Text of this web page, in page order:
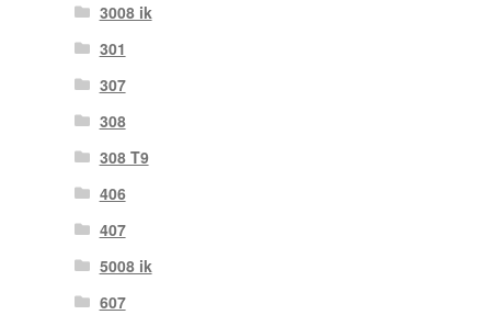
3008 ik
301
307
308
308 T9
406
407
5008 ik
607